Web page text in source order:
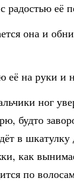
радостью её
она и
её на руки и
ног
будто
в
как
по